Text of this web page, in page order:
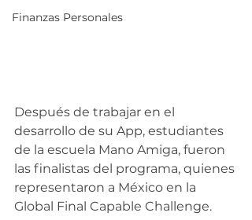
Finanzas Personales
Después de trabajar en el
desarrollo de su App, estudiantes
de la escuela Mano Amiga, fueron
las finalistas del programa, quienes
representaron a México en la
Global Final Capable Challenge.